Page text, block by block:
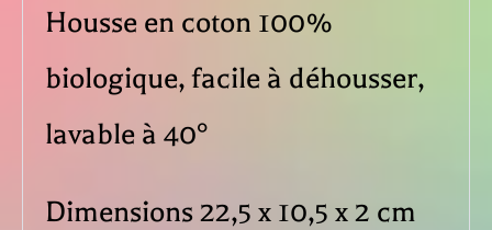
Housse en coton 100%
biologique, facile à déhousser,
lavable à 40°
Dimensions 22,5 x 10,5 x 2 cm